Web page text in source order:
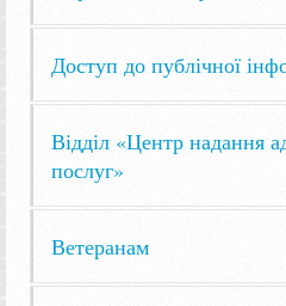
Доступ до публічної
Відділ «Центр надання
послуг»
Ветеранам